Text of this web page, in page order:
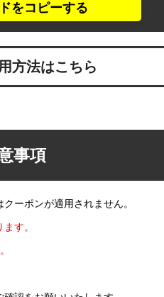
をコピーする
方法はこちら
選択いただき、
事項
ーポンが適用されません。
す。